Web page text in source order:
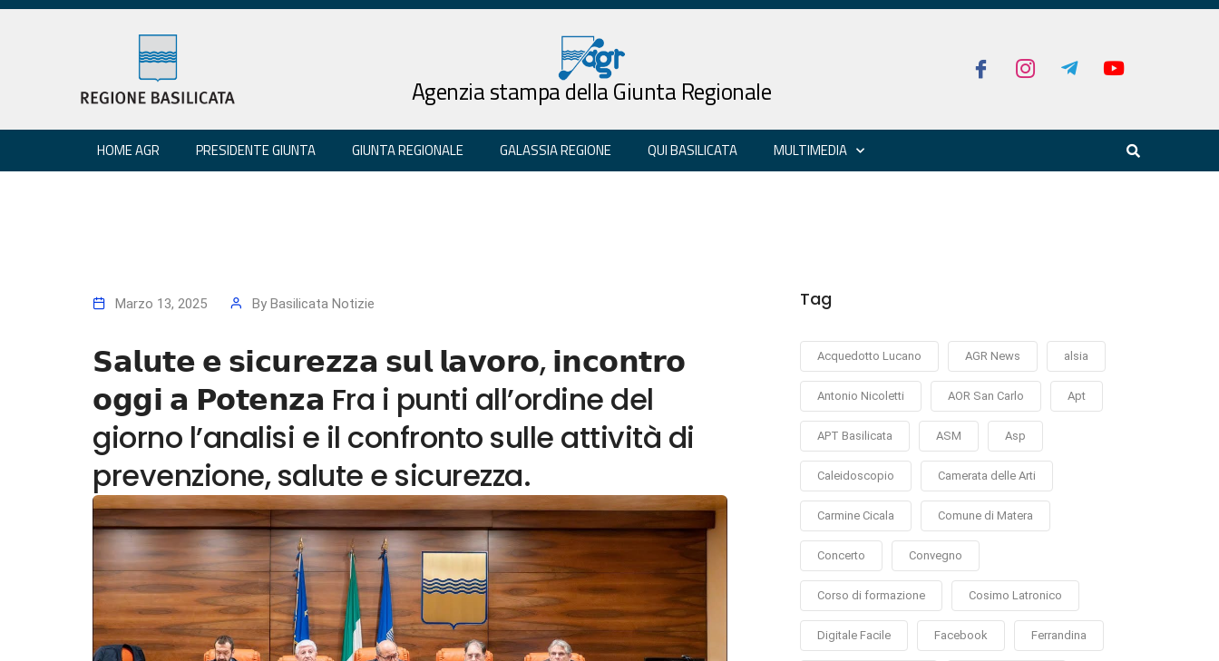
Agenzia stampa della Giunta Regionale
HOME AGR PRESIDENTE GIUNTA GIUNTA REGIONALE GALASSIA REGIONE QUI BASILICATA MULTIMEDIA
Marzo 13, 2025 By Basilicata Notizie
𝗦𝗮𝗹𝘂𝘁𝗲 𝗲 𝘀𝗶𝗰𝘂𝗿𝗲𝘇𝘇𝗮 𝘀𝘂𝗹 𝗹𝗮𝘃𝗼𝗿𝗼, 𝗶𝗻𝗰𝗼𝗻𝘁𝗿𝗼
𝗼𝗴𝗴𝗶 𝗮 𝗣𝗼𝘁𝗲𝗻𝘇𝗮 Fra i punti all’ordine del
giorno l’analisi e il confronto sulle attività di
prevenzione, salute e sicurezza.
Tag
Acquedotto Lucano AGR News alsia
Antonio Nicoletti AOR San Carlo Apt
APT Basilicata ASM Asp
Caleidoscopio Camerata delle Arti
Carmine Cicala Comune di Matera
Concerto Convegno
Corso di formazione Cosimo Latronico
Digitale Facile Facebook Ferrandina